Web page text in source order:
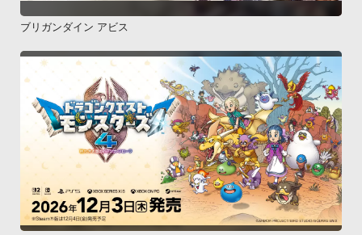
ブリガンダイン アビス